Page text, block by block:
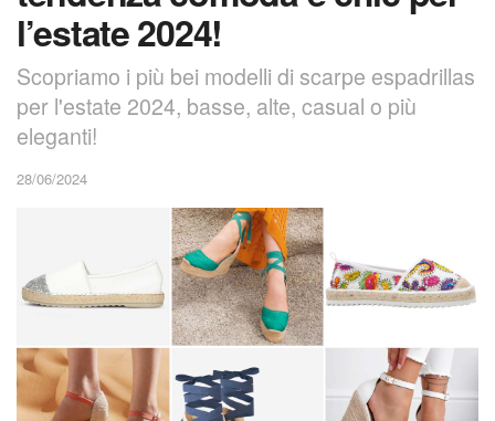
l’estate 2024!
Scopriamo i più bei modelli di scarpe espadrillas
per l'estate 2024, basse, alte, casual o più
eleganti!
28/06/2024